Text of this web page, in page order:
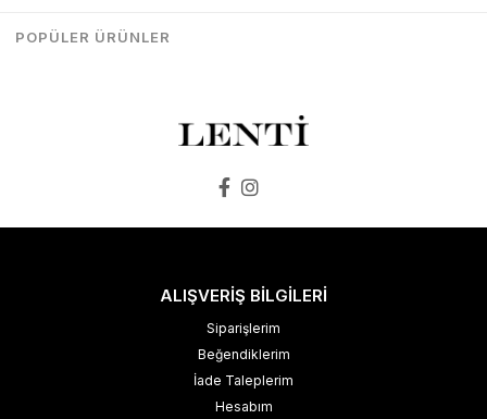
ALIŞVERİŞ BİLGİLERİ
Siparişlerim
Beğendiklerim
İade Taleplerim
Hesabım
POPÜLER ÜRÜNLER